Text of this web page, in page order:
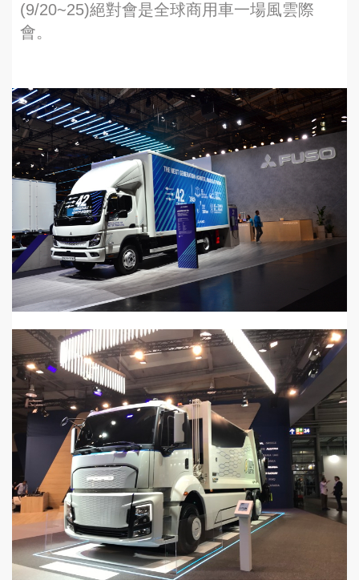
(9/20~25)絕對會是全球商用車一場風雲際
會。